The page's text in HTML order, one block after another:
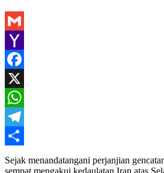
Gmail
Yahoo
Mail
Facebook
X
WhatsApp
Telegram
Share
Sejak menandatangani perjanjian
sempat mengakui kedaulatan Iran atas